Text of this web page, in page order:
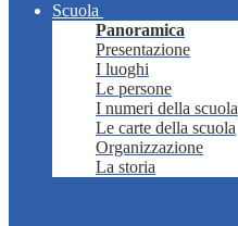
Scuola
Panoramica
Presentazione
I luoghi
Le persone
I numeri della scuola
Le carte della scuola
Organizzazione
La storia